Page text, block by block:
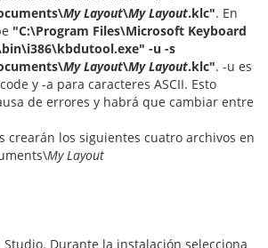
My Layout\My Layout.klc". En
"C:\Program Files\Microsoft Keyboard
-u -s
My Layout\My Layout.klc". -u es
y -a para caracteres ASCII. Esto
de errores y habrá que cambiar entre
crearán los siguientes cuatro archivos en
My Layout
Durante la instalación selecciona